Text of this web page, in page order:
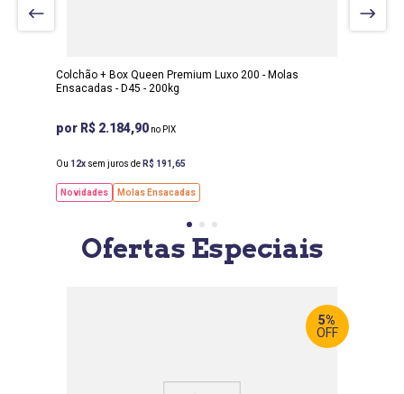
Colchão + Box Queen Premium Luxo 200 - Molas
Ensacadas - D45 - 200kg
R$ 2.184,90
Ou 12 sem juros de R$ 191 65
Novidades Molas Ensacadas
Ofertas Especiais
5%
OFF